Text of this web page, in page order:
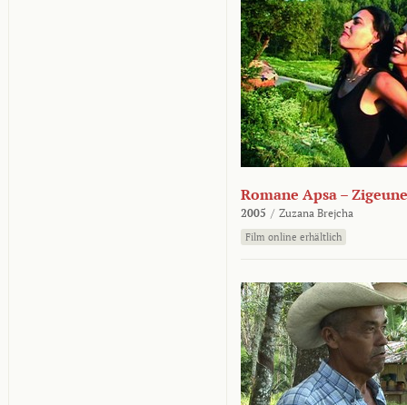
Romane Apsa –
2005 / Zuzana Brejcha
Film online erhältlich